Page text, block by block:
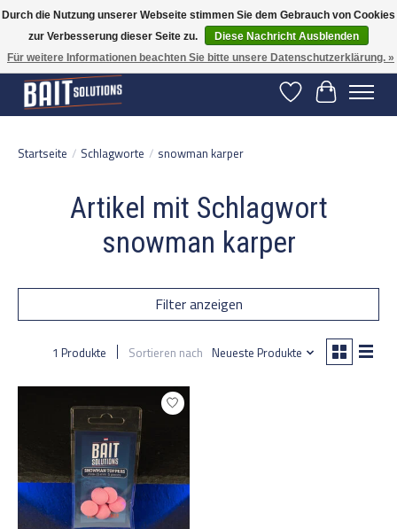
Gratis verzending vanaf 50 euro binnen NL | Op voorraad binnen 2-5 werkdagen
verzonden | België vanaf 70 euro gratis verzonden
Wunschzettel
Ihr
Startseite / Schlagworte / snowman karper
Artikel mit Schlagwort
snowman karper
Filter anzeigen
1 Produkte Sortieren nach Neueste Produkte
Durch die Nutzung unserer Webseite stimmen Sie dem Gebrauch von Cookies
zur Verbesserung dieser Seite zu.
Diese Nachricht Ausblenden
Für weitere Informationen beachten Sie bitte unsere Datenschutzerklärung. »